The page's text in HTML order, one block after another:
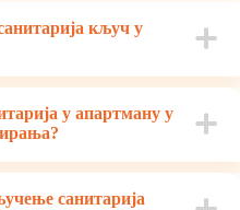
кључ у
у апартману у
санитарија